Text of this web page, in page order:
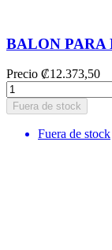
BALON PARA
Precio ₡12.373,50
Fuera de stock
Fuera de stock